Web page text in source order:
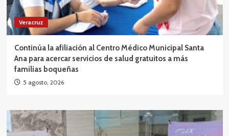
Veracruz
Continúa la afiliación al Centro Médico Municipal Santa
Ana para acercar servicios de salud gratuitos a más
familias boqueñas
5 agosto, 2026